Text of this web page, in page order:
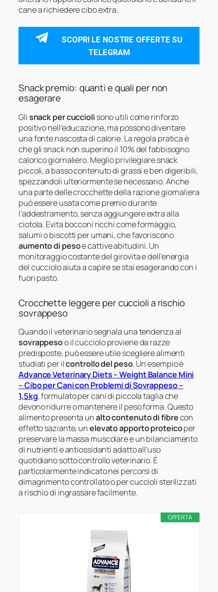
cane a richiedere cibo extra.
SCOPRI LE NOSTRE OFFERTE SU
TELEGRAM
Snack premio: quanti e quali per non
esagerare
Glisnack per cuccioli sono utili come rinforzo
positivo nell’educazione, ma possono diventare
una fonte nascosta di calorie. La regola pratica è
che gli snack non superino il 10% del fabbisogno
calorico giornaliero. Meglio privilegiare snack
piccoli, a basso contenuto di grassi e ben digeribili,
spezzandoli ulteriormente se necessario. Anche
una parte delle crocchette della razione giornaliera
può essere usata come premio durante
l’addestramento, senza aggiungere extra alla
ciotola. Evita bocconi ricchi come formaggio,
salumi o biscotti per umani, che favoriscono
aumento di pesoe cattive abitudini. Un
monitoraggio costante del girovita e dell’energia
del cucciolo aiuta a capire se stai esagerando con i
fuori pasto.
Crocchette leggere per cuccioli a rischio
sovrappeso
Quando il veterinario segnala una tendenza al
sovrappesoo il cucciolo proviene da razze
predisposte, può essere utile scegliere alimenti
studiati per ilcontrollo del peso. Un esempio è
Advance Veterinary Diets – Weight Balance Mini
– Cibo per Cani con Problemi di Sovrappeso –
1,5kg, formulato per cani di piccola taglia che
devono ridurre o mantenere il peso forma. Questo
alimento presenta unalto contenuto di fibrecon
effetto saziante, unelevato apporto proteicoper
preservare la massa muscolare e un bilanciamento
di nutrienti e antiossidanti adatto all’uso
quotidiano sotto controllo veterinario. È
particolarmente indicato nei percorsi di
dimagrimento controllato o per cuccioli sterilizzati
a rischio di ingrassare facilmente.
OFFERTA